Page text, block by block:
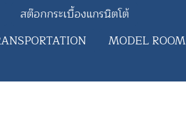
สต๊อกกระเบื้องแกรนิตโต้
MODEL ROOM